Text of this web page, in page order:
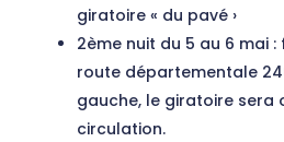
giratoire « du pavé ›
2ème nuit du 5 au 6 mai
route départementale
gauche, le giratoire sera
circulation.